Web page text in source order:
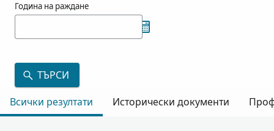
Година на раждане
ТЪРСИ
Всички резултати
Исторически документи